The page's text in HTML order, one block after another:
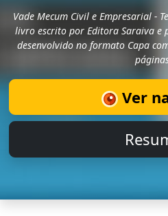
Vade Mecum Civil e Empresarial -
livro escrito por Editora Saraiva e
desenvolvido no formato Capa
Ver